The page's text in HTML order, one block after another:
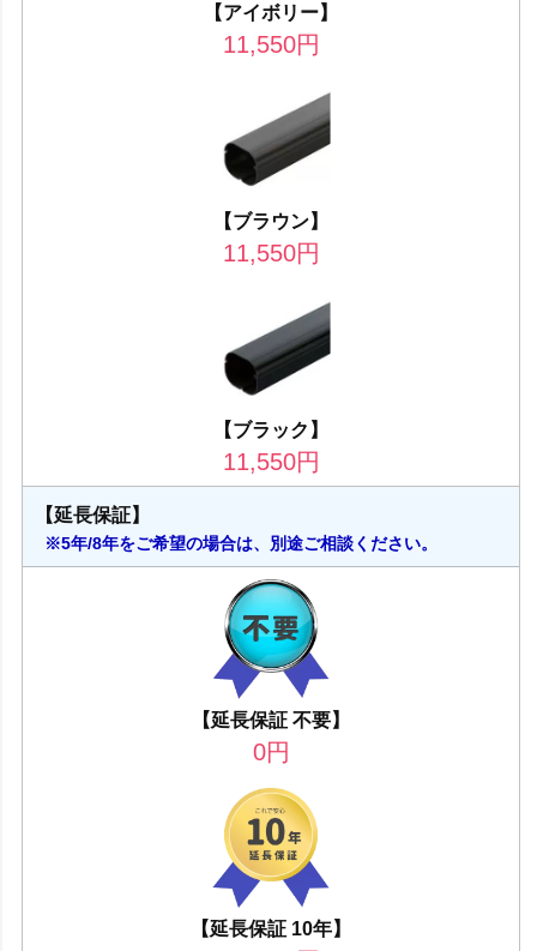
【アイボリー】
11,550円
【ブラウン】
11,550円
【ブラック】
11,550円
【延長保証】
※5年/8年をご希望の場合は、別途ご相談ください。
【延長保証 不要】
0円
【延長保証 10年】